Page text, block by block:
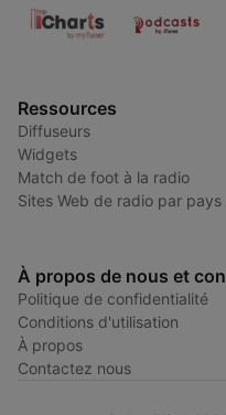
Ressources
Diffuseurs
Widgets
Match de foot à la radio
Sites Web de radio par pays
À propos de nous et
Politique de confidentialité
Conditions d'utilisation
À propos
Contactez nous